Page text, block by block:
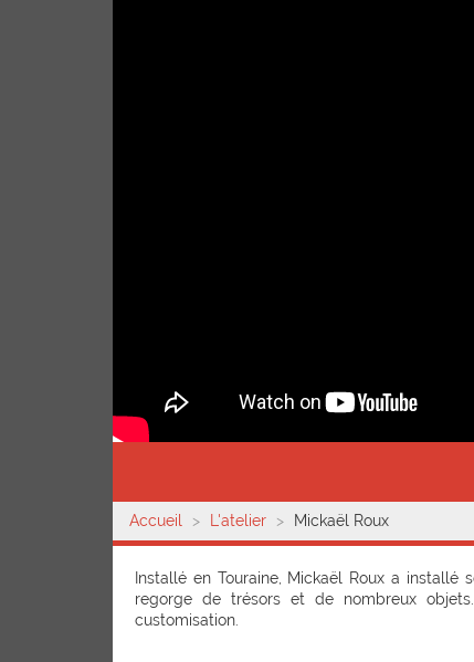
Accueil L'atelier Mickaël Roux
Installé en Touraine, Mickaël Roux a
regorge de trésors et de nombreux
customisation.